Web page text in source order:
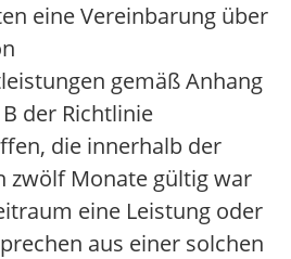
eine Vereinbarung über
gemäß Anhang
der Richtlinie
die innerhalb der
zwölf Monate gültig war
eine Leistung oder
aus einer solchen